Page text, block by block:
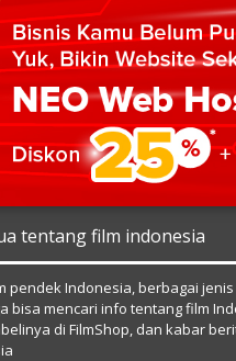
tentang film indonesia
pendek Indonesia, berbagai
bisa mencari info tentang film
di FilmShop, dan kabar